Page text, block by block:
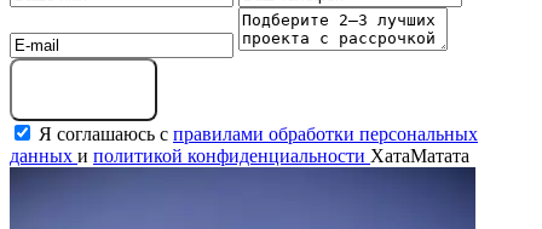
Я соглашаюсь с правилами обработки персональных
данных и политикой конфиденциальности ХатаМатата